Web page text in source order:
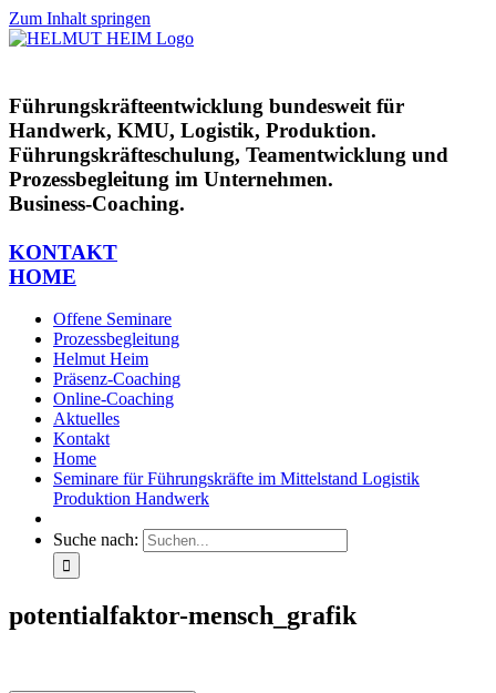
Zum Inhalt springen
Führungskräfteentwicklung bundesweit für
Handwerk, KMU, Logistik, Produktion.
Führungskräfteschulung, Teamentwicklung und
Prozessbegleitung im Unternehmen.
Business-Coaching.
KONTAKT
HOME
Offene Seminare
Prozessbegleitung
Helmut Heim
Präsenz-Coaching
Online-Coaching
Aktuelles
Kontakt
Home
Seminare für Führungskräfte im Mittelstand Logistik
Produktion Handwerk
Suche nach:
potentialfaktor-mensch_grafik